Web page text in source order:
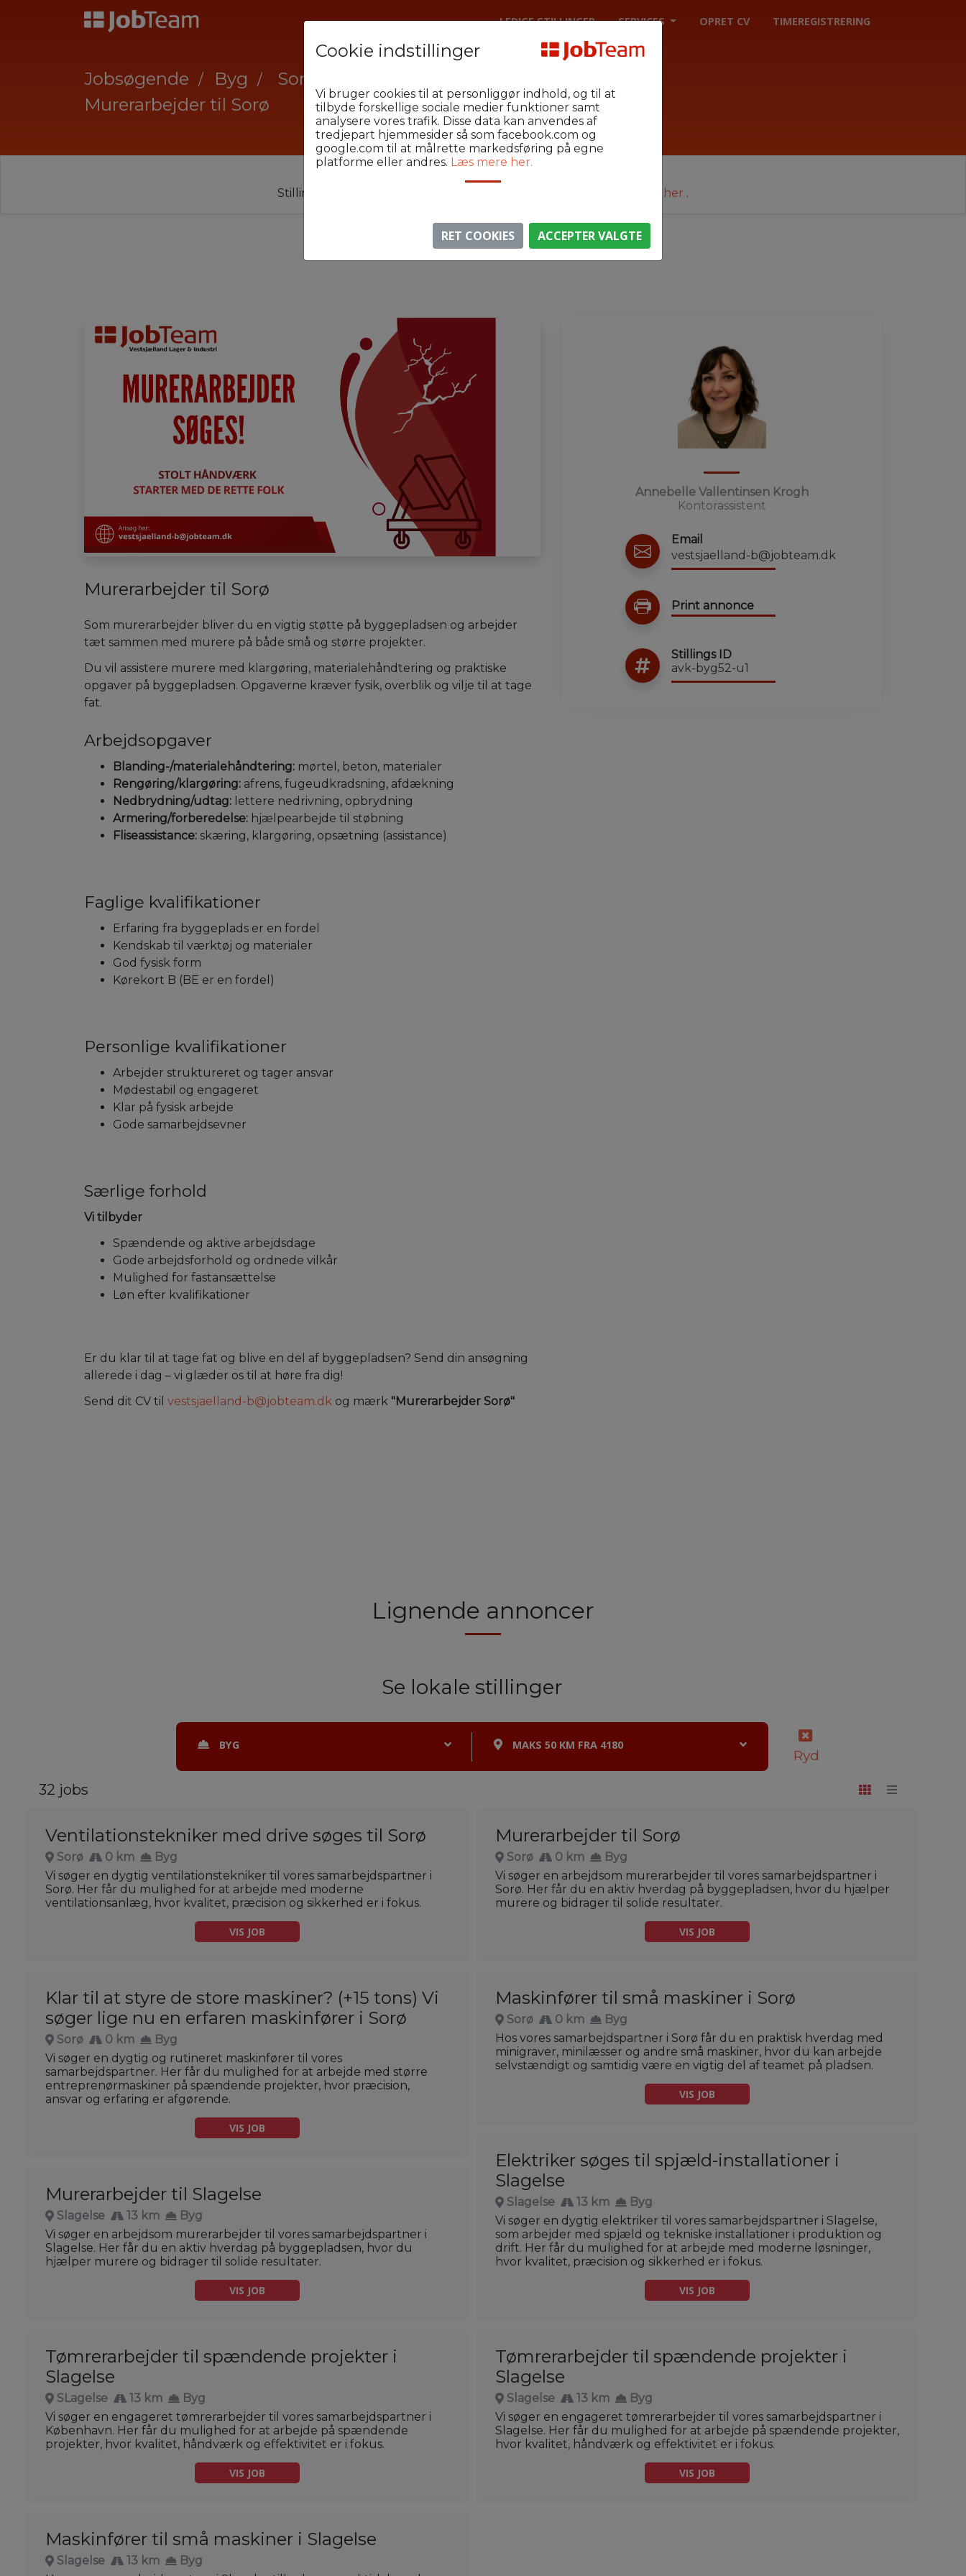
LEDIGE STILLINGER SERVICES OPRET CV TIMEREGISTRERING
Jobsøgende Byg Sorø Byg
Murerarbejder til Sorø
Stillingen er ikke længere aktiv, men du kan
se lignende annoncer her .
Murerarbejder til Sorø
Som murerarbejder bliver du en vigtig støtte på byggepladsen og arbejder
tæt sammen med murere på både små og større projekter.
Du vil assistere murere med klargøring, materialehåndtering og praktiske
opgaver på byggepladsen. Opgaverne kræver fysik, overblik og vilje til at tage
fat.
Arbejdsopgaver
Blanding-/materialehåndtering: mørtel, beton, materialer
Rengøring/klargøring: afrens, fugeudkradsning, afdækning
Nedbrydning/udtag: lettere nedrivning, opbrydning
Armering/forberedelse: hjælpearbejde til støbning
Fliseassistance: skæring, klargøring, opsætning (assistance)
Faglige kvalifikationer
Erfaring fra byggeplads er en fordel
Kendskab til værktøj og materialer
God fysisk form
Kørekort B (BE er en fordel)
Personlige kvalifikationer
Arbejder struktureret og tager ansvar
Mødestabil og engageret
Klar på fysisk arbejde
Gode samarbejdsevner
Særlige forhold
Vi tilbyder
Spændende og aktive arbejdsdage
Gode arbejdsforhold og ordnede vilkår
Mulighed for fastansættelse
Løn efter kvalifikationer
Er du klar til at tage fat og blive en del af byggepladsen? Send din ansøgning
allerede i dag – vi glæder os til at høre fra dig!
Send dit CV til vestsjaelland-b@jobteam.dk og mærk "Murerarbejder Sorø"
Annebelle Vallentinsen Krogh
Kontorassistent
Email
vestsjaelland-b@jobteam.dk
Print annonce
Stillings ID
avk-byg52-u1
Lignende annoncer
Se lokale stillinger
BYG MAKS 50 KM FRA 4180
Ryd
32 jobs
Ventilationstekniker med drive søges til Sorø
Sorø 0 km
Byg
Vi søger en dygtig ventilationstekniker til vores samarbejdspartner i
Sorø. Her får du mulighed for at arbejde med moderne
ventilationsanlæg, hvor kvalitet, præcision og sikkerhed er i fokus.
VIS JOB
Murerarbejder til Sorø
Sorø 0 km
Byg
Vi søger en arbejdsom murerarbejder til vores samarbejdspartner i
Sorø. Her får du en aktiv hverdag på byggepladsen, hvor du hjælper
murere og bidrager til solide resultater.
VIS JOB
Klar til at styre de store maskiner? (+15 tons) Vi
søger lige nu en erfaren maskinfører i Sorø
Sorø 0 km
Byg
Vi søger en dygtig og rutineret maskinfører til vores
samarbejdspartner. Her får du mulighed for at arbejde med større
entreprenørmaskiner på spændende projekter, hvor præcision,
ansvar og erfaring er afgørende.
VIS JOB
Maskinfører til små maskiner i Sorø
Sorø 0 km
Byg
Hos vores samarbejdspartner i Sorø får du en praktisk hverdag med
minigraver, minilæsser og andre små maskiner, hvor du kan arbejde
selvstændigt og samtidig være en vigtig del af teamet på pladsen.
VIS JOB
Elektriker søges til spjæld-installationer i
Slagelse
Slagelse 13 km
Byg
Vi søger en dygtig elektriker til vores samarbejdspartner i Slagelse,
som arbejder med spjæld og tekniske installationer i produktion og
drift. Her får du mulighed for at arbejde med moderne løsninger,
hvor kvalitet, præcision og sikkerhed er i fokus.
VIS JOB
Murerarbejder til Slagelse
Slagelse 13 km
Byg
Vi søger en arbejdsom murerarbejder til vores samarbejdspartner i
Slagelse. Her får du en aktiv hverdag på byggepladsen, hvor du
hjælper murere og bidrager til solide resultater.
VIS JOB
Tømrerarbejder til spændende projekter i
Slagelse
SLagelse 13 km
Byg
Vi søger en engageret tømrerarbejder til vores samarbejdspartner i
København. Her får du mulighed for at arbejde på spændende
projekter, hvor kvalitet, håndværk og effektivitet er i fokus.
VIS JOB
Tømrerarbejder til spændende projekter i
Slagelse
Slagelse 13 km
Byg
Vi søger en engageret tømrerarbejder til vores samarbejdspartner i
Slagelse. Her får du mulighed for at arbejde på spændende projekter,
hvor kvalitet, håndværk og effektivitet er i fokus.
VIS JOB
Maskinfører til små maskiner i Slagelse
Slagelse 13 km
Byg
Cookie indstillinger
Vi bruger cookies til at personliggør indhold, og til at
tilbyde forskellige sociale medier funktioner samt
analysere vores trafik. Disse data kan anvendes af
tredjepart hjemmesider så som facebook.com og
google.com til at målrette markedsføring på egne
platforme eller andres. Læs mere her.
RET COOKIES ACCEPTER VALGTE